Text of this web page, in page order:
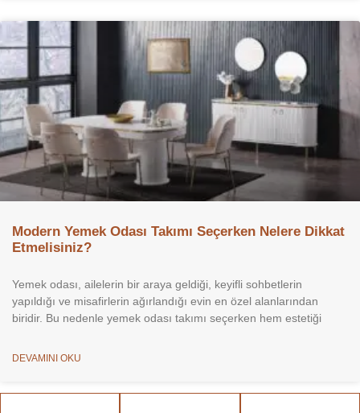
Modern Yemek Odası Takımı Seçerken Nelere Dikkat
Etmelisiniz?
Yemek odası, ailelerin bir araya geldiği, keyifli sohbetlerin
yapıldığı ve misafirlerin ağırlandığı evin en özel alanlarından
biridir. Bu nedenle yemek odası takımı seçerken hem estetiği
DEVAMINI OKU